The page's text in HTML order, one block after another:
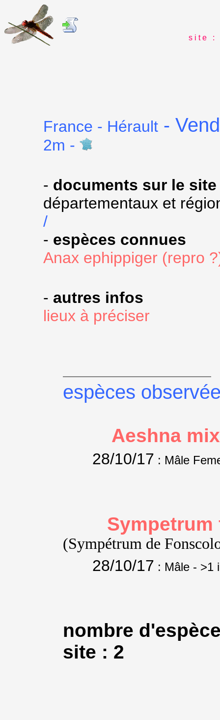
s i t e : i
France - Hérault -
2m -
- documents sur le site
départementaux et
/
- espèces connues
Anax ephippiger (repro
- autres infos
lieux à préciser
espèces
Aeshna
28/10/17 : Mâle
(Sympétrum de
28/10/17 : Mâle - >1
nombre
site : 2